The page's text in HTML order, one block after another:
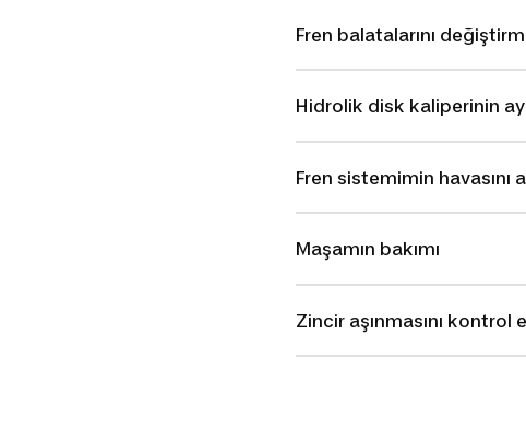
Fren balatalarını
Hidrolik disk kaliperinin
Fren sistemimin havasını
Maşamın bakımı
Zincir aşınmasını kontrol